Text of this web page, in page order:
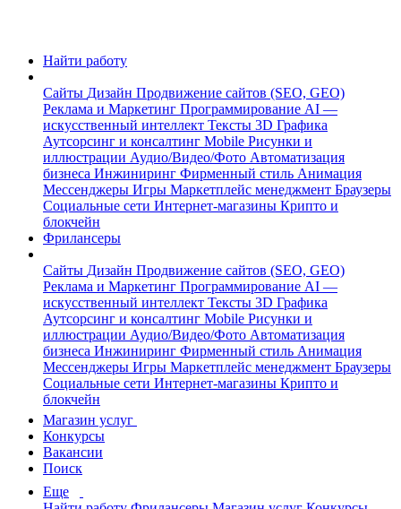
Найти работу
Сайты Дизайн Продвижение сайтов (SEO, GEO)
Реклама и Маркетинг Программирование AI —
искусственный интеллект Тексты 3D Графика
Аутсорсинг и консалтинг Mobile Рисунки и
иллюстрации Аудио/Видео/Фото Автоматизация
бизнеса Инжиниринг Фирменный стиль Анимация
Мессенджеры Игры Маркетплейс менеджмент Браузеры
Социальные сети Интернет-магазины Крипто и
блокчейн
Фрилансеры
Сайты Дизайн Продвижение сайтов (SEO, GEO)
Реклама и Маркетинг Программирование AI —
искусственный интеллект Тексты 3D Графика
Аутсорсинг и консалтинг Mobile Рисунки и
иллюстрации Аудио/Видео/Фото Автоматизация
бизнеса Инжиниринг Фирменный стиль Анимация
Мессенджеры Игры Маркетплейс менеджмент Браузеры
Социальные сети Интернет-магазины Крипто и
блокчейн
Магазин услуг
Конкурсы
Вакансии
Поиск
Еще